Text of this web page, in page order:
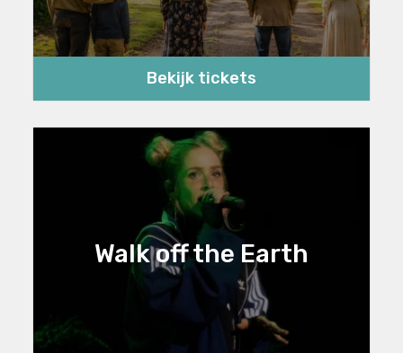
Bekijk tickets
Walk off the Earth